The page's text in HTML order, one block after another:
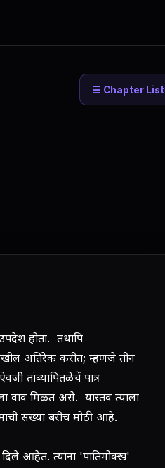
☰ Chapter List
होता. तथापि
अतिरेक करीत; म्हणजे तीन
तांब्यापितळेचें पात्र
वाव मिळत असे. यास्तव त्याला
संख्या बरीच मोठी आहे.
दिले आहेत. त्यांना 'पातिमोक्ख'